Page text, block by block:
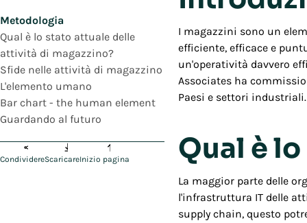
Metodologia
Qual è lo stato attuale delle
attività di magazzino?
Sfide nelle attività di magazzino
L'elemento umano
Bar chart - the human element
Guardando al futuro
CondividereScaricareInizio pagina
I magazzini sono un
efficiente, efficace e
un'operatività davvero
Associates ha
Paesi e settori industriali.
Qual è
La maggior parte delle
l'infrastruttura IT delle
supply chain, questo